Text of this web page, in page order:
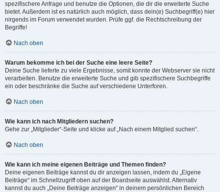
spezifischere Anfrage und benutze die Optionen, die dir die erweiterte Suche
bietet. Außerdem ist es natürlich auch möglich, dass dein(e) Suchbegriff(e) hier
nirgends im Forum verwendet wurden. Prüfe ggf. die Rechtschreibung der
Begriffe!
Nach oben
Warum bekomme ich bei der Suche eine leere Seite?
Deine Suche lieferte zu viele Ergebnisse, somit konnte der Webserver sie nicht
verarbeiten. Benutze die erweiterte Suche und gib spezifischere Suchbegriffe
ein oder beschränke die Suche auf verschiedene Unterforen.
Nach oben
Wie kann ich nach Mitgliedern suchen?
Gehe zur „Mitglieder“-Seite und klicke auf „Nach einem Mitglied suchen“.
Nach oben
Wie kann ich meine eigenen Beiträge und Themen finden?
Deine eigenen Beiträge kannst du dir anzeigen lassen, indem du „Eigene
Beiträge“ im Schnellzugriff oben auf der Boardseite auswählst. Alternativ
kannst du auch „Deine Beiträge anzeigen“ in deinem persönlichen Bereich